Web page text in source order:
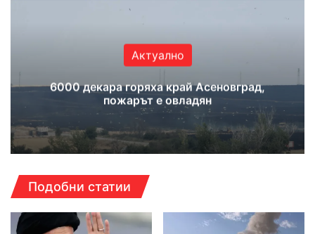
Актуално
6000 декара горяха край Асеновград,
пожарът е овладян
Подобни статии